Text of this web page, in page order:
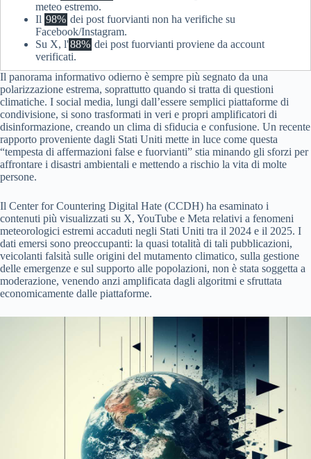
meteo estremo.
Il 98% dei post fuorvianti non ha verifiche su
Facebook/Instagram.
Su X, l'88% dei post fuorvianti proviene da account
verificati.
Il panorama informativo odierno è sempre più segnato da una
polarizzazione estrema, soprattutto quando si tratta di questioni
climatiche. I social media, lungi dall’essere semplici piattaforme di
condivisione, si sono trasformati in veri e propri amplificatori di
disinformazione, creando un clima di sfiducia e confusione. Un recente
rapporto proveniente dagli Stati Uniti mette in luce come questa
“tempesta di affermazioni false e fuorvianti” stia minando gli sforzi per
affrontare i disastri ambientali e mettendo a rischio la vita di molte
persone.
Il Center for Countering Digital Hate (CCDH) ha esaminato i
contenuti più visualizzati su X, YouTube e Meta relativi a fenomeni
meteorologici estremi accaduti negli Stati Uniti tra il 2024 e il 2025. I
dati emersi sono preoccupanti: la quasi totalità di tali pubblicazioni,
veicolanti falsità sulle origini del mutamento climatico, sulla gestione
delle emergenze e sul supporto alle popolazioni, non è stata soggetta a
moderazione, venendo anzi amplificata dagli algoritmi e sfruttata
economicamente dalle piattaforme.